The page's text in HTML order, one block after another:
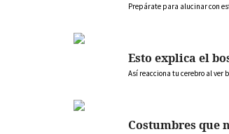
Prepárate para alucinar con
Esto explica el
Así reacciona tu cerebro al ver
Costumbres que